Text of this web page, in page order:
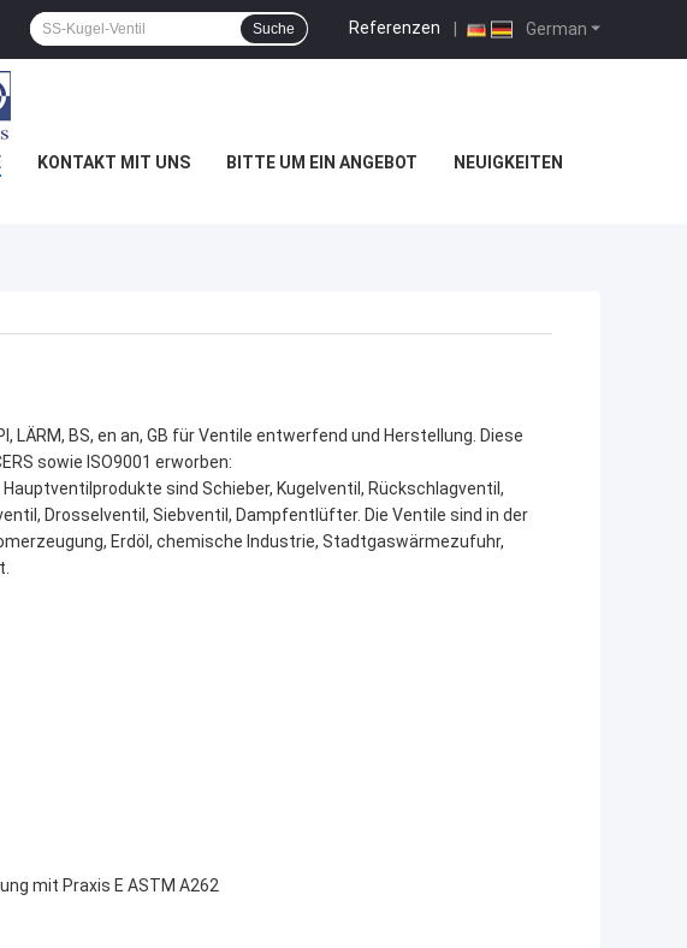
German
Referenzen |
Suche
KONTAKT MIT UNS BITTE UM EIN ANGEBOT NEUIGKEITEN
LÄRM, BS, en an, GB für Ventile entwerfend und Herstellung. Diese
sowie ISO9001 erworben:
sind Schieber, Kugelventil, Rückschlagventil,
Drosselventil, Siebventil, Dampfentlüfter. Die Ventile sind in der
Erdöl, chemische Industrie, Stadtgaswärmezufuhr,
mit Praxis E ASTM A262